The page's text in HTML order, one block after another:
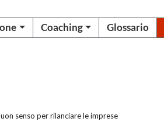
Coaching Glossario
senso per rilanciare le imprese